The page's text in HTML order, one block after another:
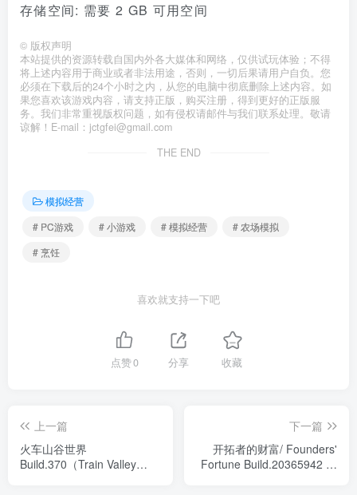
存储空间: 需要 2 GB 可用空间
© 版权声明
本站提供的资源转载自国内外各大媒体和网络，仅供试玩体验；不得
将上述内容用于商业或者非法用途，否则，一切后果请用户自负。您
必须在下载后的24个小时之内，从您的电脑中彻底删除上述内容。如
果您喜欢该游戏内容，请支持正版，购买注册，得到更好的正版服
务。我们非常重视版权问题，如有侵权请邮件与我们联系处理。敬请
谅解！E-mail：jctgfei@gmail.com
THE END
模拟经营
# PC游戏
# 小游戏 # 模拟经营
# 农场模拟
# 烹饪
喜欢就支持一下吧
点赞0 分享 收藏
上一篇
火车山谷世界
Build.370（Train Valley
下一篇
开拓者的财富/ Founders'
Fortune Build.20365942 免